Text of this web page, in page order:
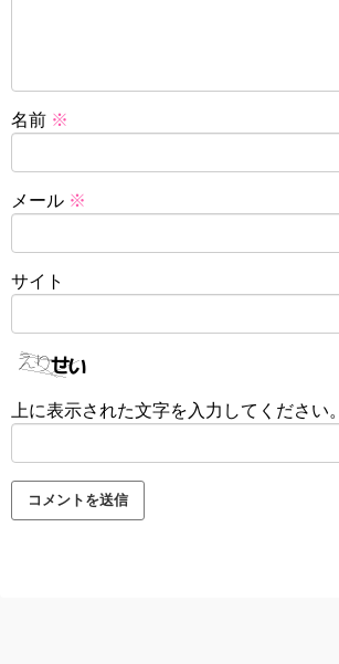
名前 ※
メール ※
サイト
上に表示された文字を入力してください。